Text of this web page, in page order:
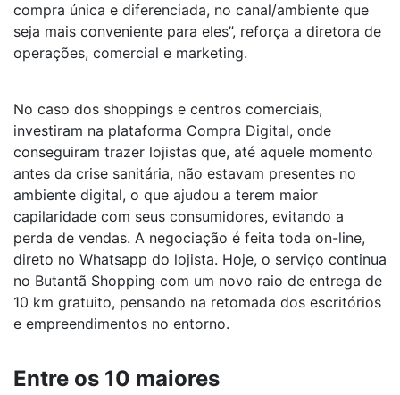
compra única e diferenciada, no canal/ambiente que
seja mais conveniente para eles”, reforça a diretora de
operações, comercial e marketing.
No caso dos shoppings e centros comerciais,
investiram na plataforma Compra Digital, onde
conseguiram trazer lojistas que, até aquele momento
antes da crise sanitária, não estavam presentes no
ambiente digital, o que ajudou a terem maior
capilaridade com seus consumidores, evitando a
perda de vendas. A negociação é feita toda on-line,
direto no Whatsapp do lojista. Hoje, o serviço continua
no Butantã Shopping com um novo raio de entrega de
10 km gratuito, pensando na retomada dos escritórios
e empreendimentos no entorno.
Entre os 10 maiores